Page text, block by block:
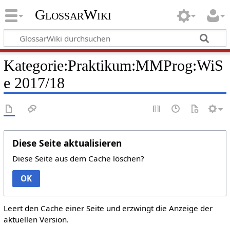
GlossarWiki
Kategorie:Praktikum:MMProg:WiS
e 2017/18
Diese Seite aktualisieren
Diese Seite aus dem Cache löschen?
OK
Leert den Cache einer Seite und erzwingt die Anzeige der
aktuellen Version.